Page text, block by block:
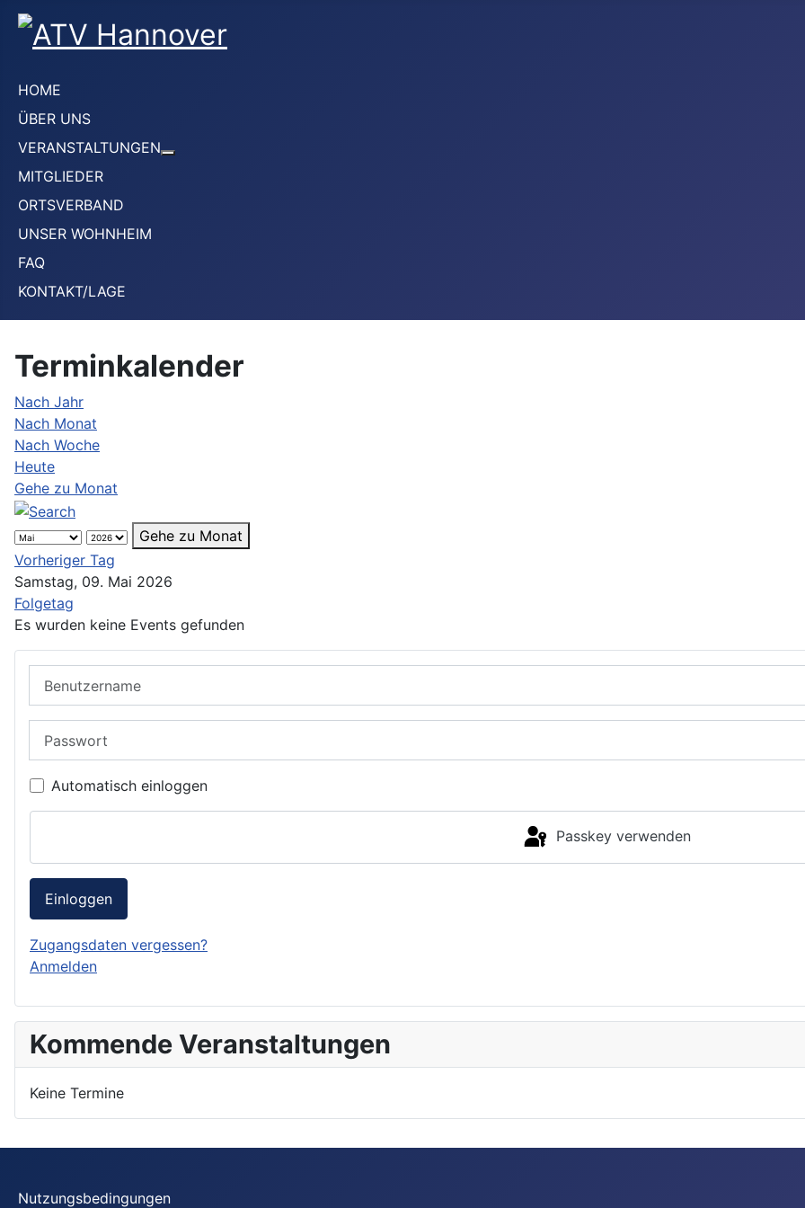
HOME
ÜBER UNS
VERANSTALTUNGEN
MITGLIEDER
ORTSVERBAND
UNSER WOHNHEIM
FAQ
KONTAKT/LAGE
Terminkalender
Nach Jahr
Nach Monat
Nach Woche
Heute
Gehe zu Monat
Gehe zu Monat
Vorheriger Tag
Samstag, 09. Mai 2026
Folgetag
Es wurden keine Events gefunden
Automatisch einloggen
Passkey verwenden
Einloggen
Zugangsdaten vergessen?
Anmelden
Kommende Veranstaltungen
Keine Termine
Nutzungsbedingungen